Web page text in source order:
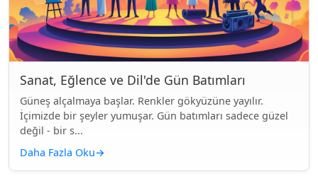
Sanat, Eğlence ve Dil'de Gün Batımları
Güneş alçalmaya başlar. Renkler gökyüzüne yayılır.
İçimizde bir şeyler yumuşar. Gün batımları sadece güzel
değil - bir s...
Daha Fazla Oku→